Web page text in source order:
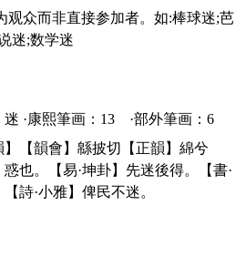
观众而非直接参加者。如:棒球迷;芭
迷;数学迷
】迷 ·康熙筆画：13 ·部外筆画：6
也。【易·坤卦】先迷後得。【書·
詩·小雅】俾民不迷。